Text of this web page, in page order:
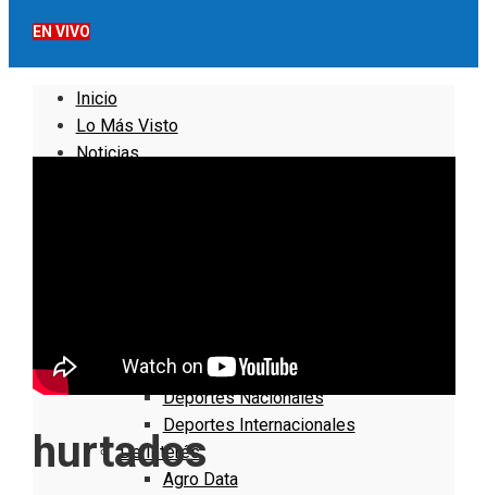
EN VIVO
Inicio
Lo Más Visto
Noticias
Deportes Locales
Deportes Nacionales
Deportes Internacionales
De Interés
Agro Data
hurtados